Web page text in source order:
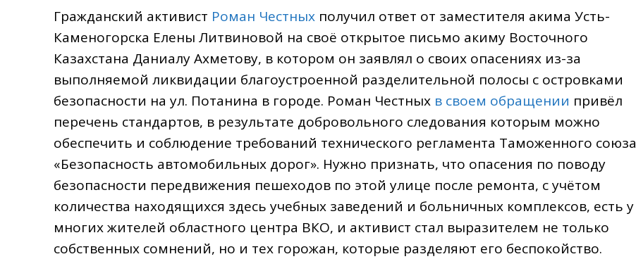
Гражданский активист Роман Честных получил ответ от заместителя акима Усть-
Каменогорска Елены Литвиновой на своё открытое письмо акиму Восточного
Казахстана Даниалу Ахметову, в котором он заявлял о своих опасениях из-за
выполняемой ликвидации благоустроенной разделительной полосы с островками
безопасности на ул. Потанина в городе. Роман Честных в своем обращении привёл
перечень стандартов, в результате добровольного следования которым можно
обеспечить и соблюдение требований технического регламента Таможенного союза
«Безопасность автомобильных дорог». Нужно признать, что опасения по поводу
безопасности передвижения пешеходов по этой улице после ремонта, с учётом
количества находящихся здесь учебных заведений и больничных комплексов, есть у
многих жителей областного центра ВКО, и активист стал выразителем не только
собственных сомнений, но и тех горожан, которые разделяют его беспокойство.